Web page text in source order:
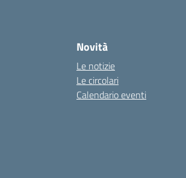
Novità
Le notizie
Le circolari
Calendario eventi